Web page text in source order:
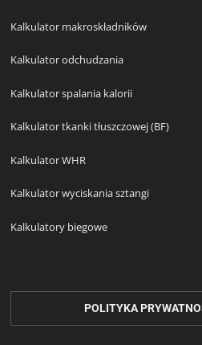
Kalkulator makroskładników
Kalkulator odchudzania
Kalkulator spalania kalorii
Kalkulator tkanki tłuszczowej (BF)
Kalkulator WHR
Kalkulator wyciskania sztangi
Kalkulatory biegowe
POLITYKA